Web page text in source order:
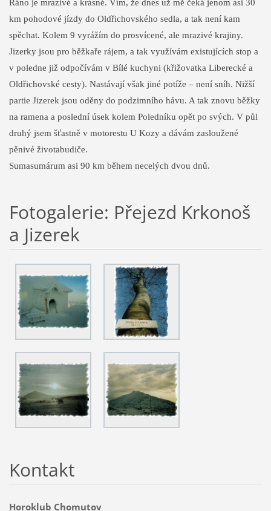
Ráno je mrazivé a krásné. Vím, že dnes už mě čeká jenom asi 30
km pohodové jízdy do Oldřichovského sedla, a tak není kam
spěchat. Kolem 9 vyrážím do prosvícené, ale mrazivé krajiny.
Jizerky jsou pro běžkaře rájem, a tak využívám existujících stop a
v poledne již odpočívám v Bílé kuchyni (křižovatka Liberecké a
Oldřichovské cesty). Nastávají však jiné potíže – není sníh. Nižší
partie Jizerek jsou oděny do podzimního hávu. A tak znovu běžky
na ramena a poslední úsek kolem Poledníku opět po svých. V půl
druhý jsem šťastně v motorestu U Kozy a dávám zasloužené
pěnivé životabudiče.
Sumasumárum asi 90 km během necelých dvou dnů.
Fotogalerie: Přejezd Krkonoš
a Jizerek
Kontakt
Horoklub Chomutov